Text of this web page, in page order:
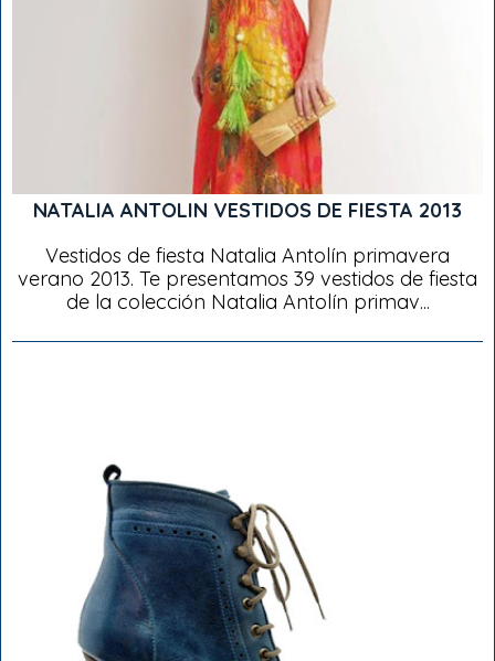
NATALIA ANTOLIN VESTIDOS DE FIESTA 2013
Vestidos de fiesta Natalia Antolín primavera
verano 2013. Te presentamos 39 vestidos de fiesta
de la colección Natalia Antolín primav...